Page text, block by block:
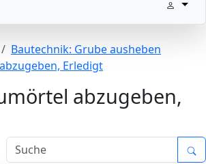
Bautechnik: Grube ausheben
Erledigt
abzugeben,